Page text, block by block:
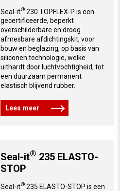
Seal-it®230 TOPFLEX-P is een
gecertificeerde, beperkt
overschilderbare en droog
afmesbare afdichtingskit, voor
bouw en beglazing, op basis van
siliconen technologie, welke
uithardt door luchtvochtigheid, tot
een duurzaam permanent
elastisch blijvend rubber.
Lees meer
Seal-it® 235 ELASTO-
STOP
Seal-it®235 ELASTO-STOP is een